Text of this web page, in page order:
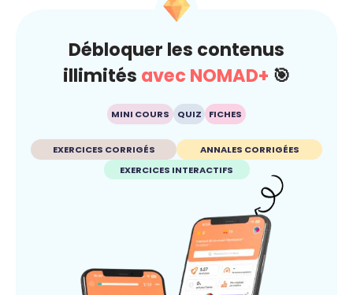
Débloquer les contenus
illimités avec NOMAD+ 🎯
MINI COURS QUIZ FICHES
EXERCICES CORRIGÉS
ANNALES CORRIGÉES
EXERCICES INTERACTIFS